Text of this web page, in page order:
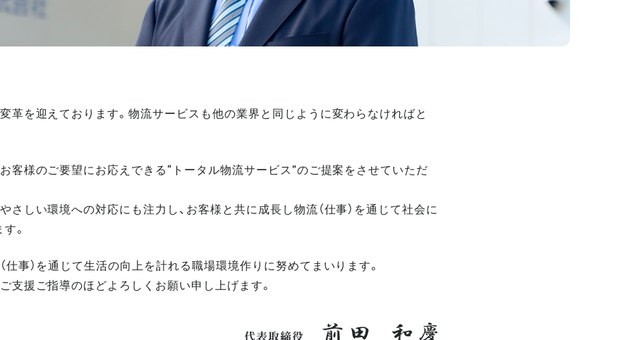
革を迎えております。物流サービスも他の業界と同じように変わらなければと
客様のご要望にお応えできる“トータル物流サービス”のご提案をさせていただ
さしい環境への対応にも注力し、お客様と共に成長し物流（仕事）を通じて社会に
。
仕事）を通じて生活の向上を計れる職場環境作りに努めてまいります。
支援ご指導のほどよろしくお願い申し上げます。